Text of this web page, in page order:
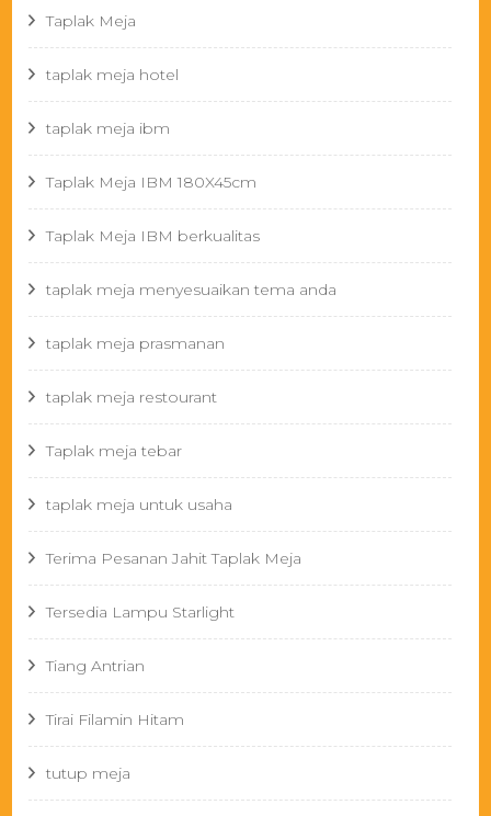
Taplak Meja
taplak meja hotel
taplak meja ibm
Taplak Meja IBM 180X45cm
Taplak Meja IBM berkualitas
taplak meja menyesuaikan tema anda
taplak meja prasmanan
taplak meja restourant
Taplak meja tebar
taplak meja untuk usaha
Terima Pesanan Jahit Taplak Meja
Tersedia Lampu Starlight
Tiang Antrian
Tirai Filamin Hitam
tutup meja